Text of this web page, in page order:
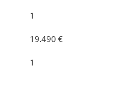
1
19.490 €
1